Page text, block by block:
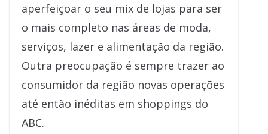
aperfeiçoar o seu mix de lojas para ser
o mais completo nas áreas de moda,
serviços, lazer e alimentação da região.
Outra preocupação é sempre trazer ao
consumidor da região novas operações
até então inéditas em shoppings do
ABC.